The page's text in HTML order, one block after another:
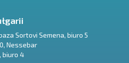
Sortovi Semena, biuro 5
, Nessebar
biuro 4